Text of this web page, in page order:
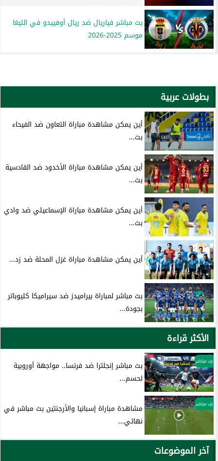
بث مباشر فياريال ضد ريال أوفييدو في الليغا
موسم 2025-2026
بطولات عربية
أين يمكن مشاهدة مباراة التعاون ضد الفيحاء
بث...
أين يمكن مشاهدة مباراة الأخدود ضد القادسية
بث...
أين يمكن مشاهدة مباراة الإسماعيلي ضد وادي
بث...
أين يمكن مشاهدة مباراة غزل المحلة ضد زد...
بث مباشر لمباراة بيراميدز ضد سيراميكا كليوباتر
بجودة...
الأكثر قراءة
بث مباشر
بث مباشر إنجلترا ضد فرنسا.. مواجهة أوروبية
لحسم...
بث مباشر
مشاهدة مباراة إسبانيا والأرجنتين بث مباشر في
نهائي...
آخر الموضوعات